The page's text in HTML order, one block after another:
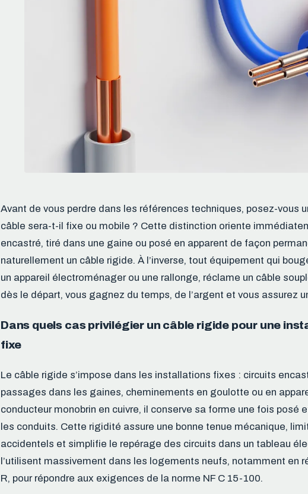
Avant de vous perdre dans les références techniques, posez-vous
câble sera-t-il fixe ou mobile ? Cette distinction oriente
encastré, tiré dans une gaine ou posé en apparent de façon
naturellement un câble rigide. À l’inverse, tout équipement qui
un appareil électroménager ou une rallonge, réclame un câble
dès le départ, vous gagnez du temps, de l’argent et vous assurez
Dans quels cas privilégier un câble rigide pour une
fixe
Le câble rigide s’impose dans les installations fixes : circuits
passages dans les gaines, cheminements en goulotte ou en
conducteur monobrin en cuivre, il conserve sa forme une fois posé
les conduits. Cette rigidité assure une bonne tenue mécanique,
accidentels et simplifie le repérage des circuits dans un tableau
l’utilisent massivement dans les logements neufs, notamment en
R, pour répondre aux exigences de la norme NF C 15-100.